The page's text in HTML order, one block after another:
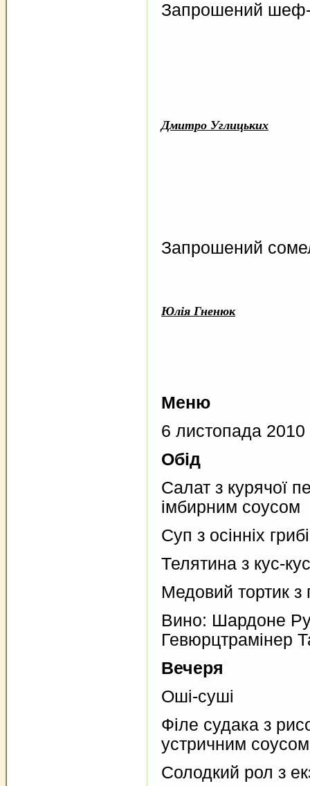
Запрошений шеф-
Дмитро Углицьких
Запрошений
Юлія Гненюк
Меню
6 листопада 2010
Обід
Салат з курячої
імбирним соусом
Суп з осінніх
Телятина з кус-
Медовий тортик з
Вино: Шардоне
Гевюрцтрамінер
Вечеря
Оші-суші
Філе судака з
устричним соусом
Солодкий рол з